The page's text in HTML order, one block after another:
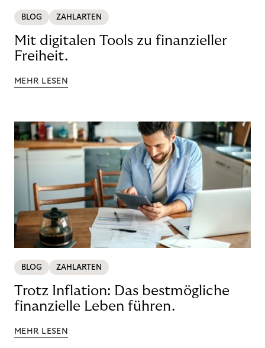
BLOG ZAHLARTEN
Mit digitalen Tools zu finanzieller
Freiheit.
MEHR LESEN
BLOG ZAHLARTEN
Trotz Inflation: Das bestmögliche
finanzielle Leben führen.
MEHR LESEN